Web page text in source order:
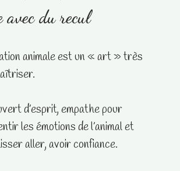
avec du recul
animale est un « art » très
d’esprit, empathe pour
les émotions de l’animal et
aller, avoir confiance.